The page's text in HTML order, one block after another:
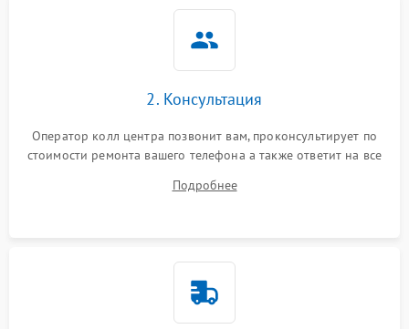
2. Консультация
Оператор колл центра позвонит вам, проконсультирует по
стоимости ремонта вашего телефона а также ответит на все
Подробнее